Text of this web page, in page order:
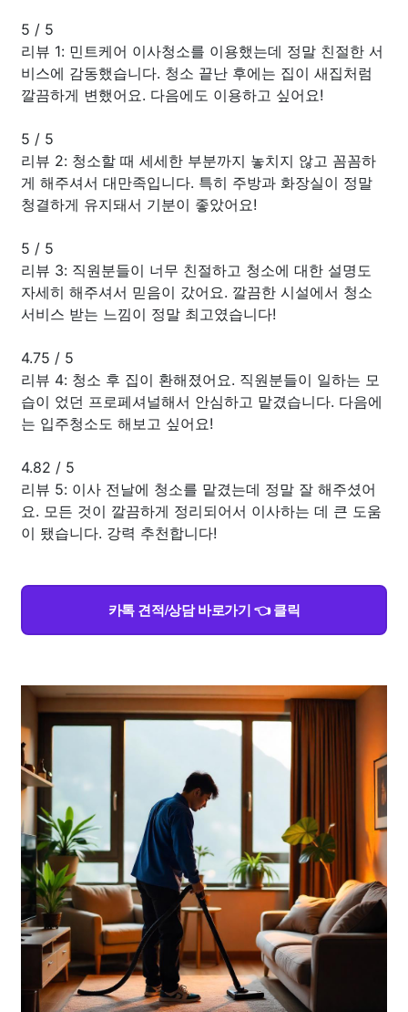
5 / 5
리뷰 1: 민트케어 이사청소를 이용했는데 정말 친절한 서
비스에 감동했습니다. 청소 끝난 후에는 집이 새집처럼
깔끔하게 변했어요. 다음에도 이용하고 싶어요!
5 / 5
리뷰 2: 청소할 때 세세한 부분까지 놓치지 않고 꼼꼼하
게 해주셔서 대만족입니다. 특히 주방과 화장실이 정말
청결하게 유지돼서 기분이 좋았어요!
5 / 5
리뷰 3: 직원분들이 너무 친절하고 청소에 대한 설명도
자세히 해주셔서 믿음이 갔어요. 깔끔한 시설에서 청소
서비스 받는 느낌이 정말 최고였습니다!
4.75 / 5
리뷰 4: 청소 후 집이 환해졌어요. 직원분들이 일하는 모
습이 었던 프로페셔널해서 안심하고 맡겼습니다. 다음에
는 입주청소도 해보고 싶어요!
4.82 / 5
리뷰 5: 이사 전날에 청소를 맡겼는데 정말 잘 해주셨어
요. 모든 것이 깔끔하게 정리되어서 이사하는 데 큰 도움
이 됐습니다. 강력 추천합니다!
카톡 견적/상담 바로가기 👈 클릭